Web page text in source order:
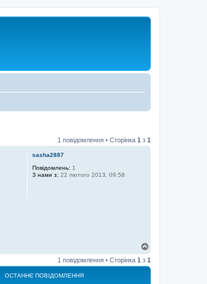
1 повідомлення • Сторінка 1 з 1
sasha2887
Повідомлень: 1
З нами з: 22 лютого 2013, 09:58
г
о
1 повідомлення • Сторінка 1 з 1
ОСТАННЄ ПОВІДОМЛЕННЯ